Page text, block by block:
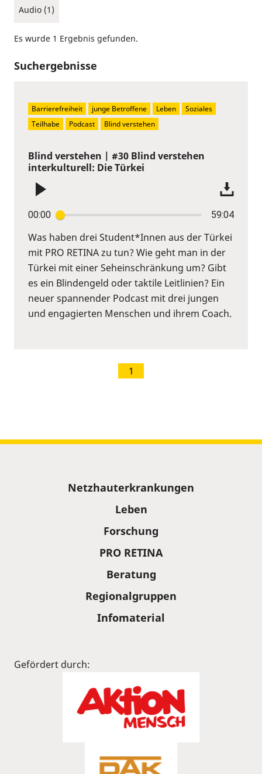
Audio (1)
Es wurde 1 Ergebnis gefunden.
Suchergebnisse
Blind verstehen | #30 Blind verstehen
interkulturell: Die Türkei
00:00 59:04
Was haben drei Student*Innen aus der Türkei
mit PRO RETINA zu tun? Wie geht man in der
Türkei mit einer Seheinschränkung um? Gibt
es ein Blindengeld oder taktile Leitlinien? Ein
neuer spannender Podcast mit drei jungen
und engagierten Menschen und ihrem Coach.
Barrierefreiheit junge Betroffene Leben
Soziales
Teilhabe
Podcast Blind verstehen
1
Netzhauterkrankungen
Leben
Forschung
PRO RETINA
Beratung
Regionalgruppen
Infomaterial
Gefördert durch: